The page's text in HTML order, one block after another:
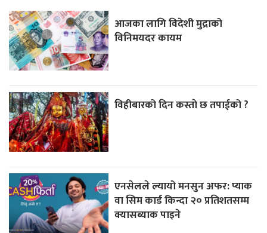
आजका लागि विदेशी मुद्राको
विनिमयदर कायम
विहीबारको दिन कस्ताे छ तपाईको ?
एनसेलले ल्यायो मनसुन अफर: प्याक
वा सिम कार्ड किन्दा २० प्रतिशतसम्म
क्यासब्याक पाइने